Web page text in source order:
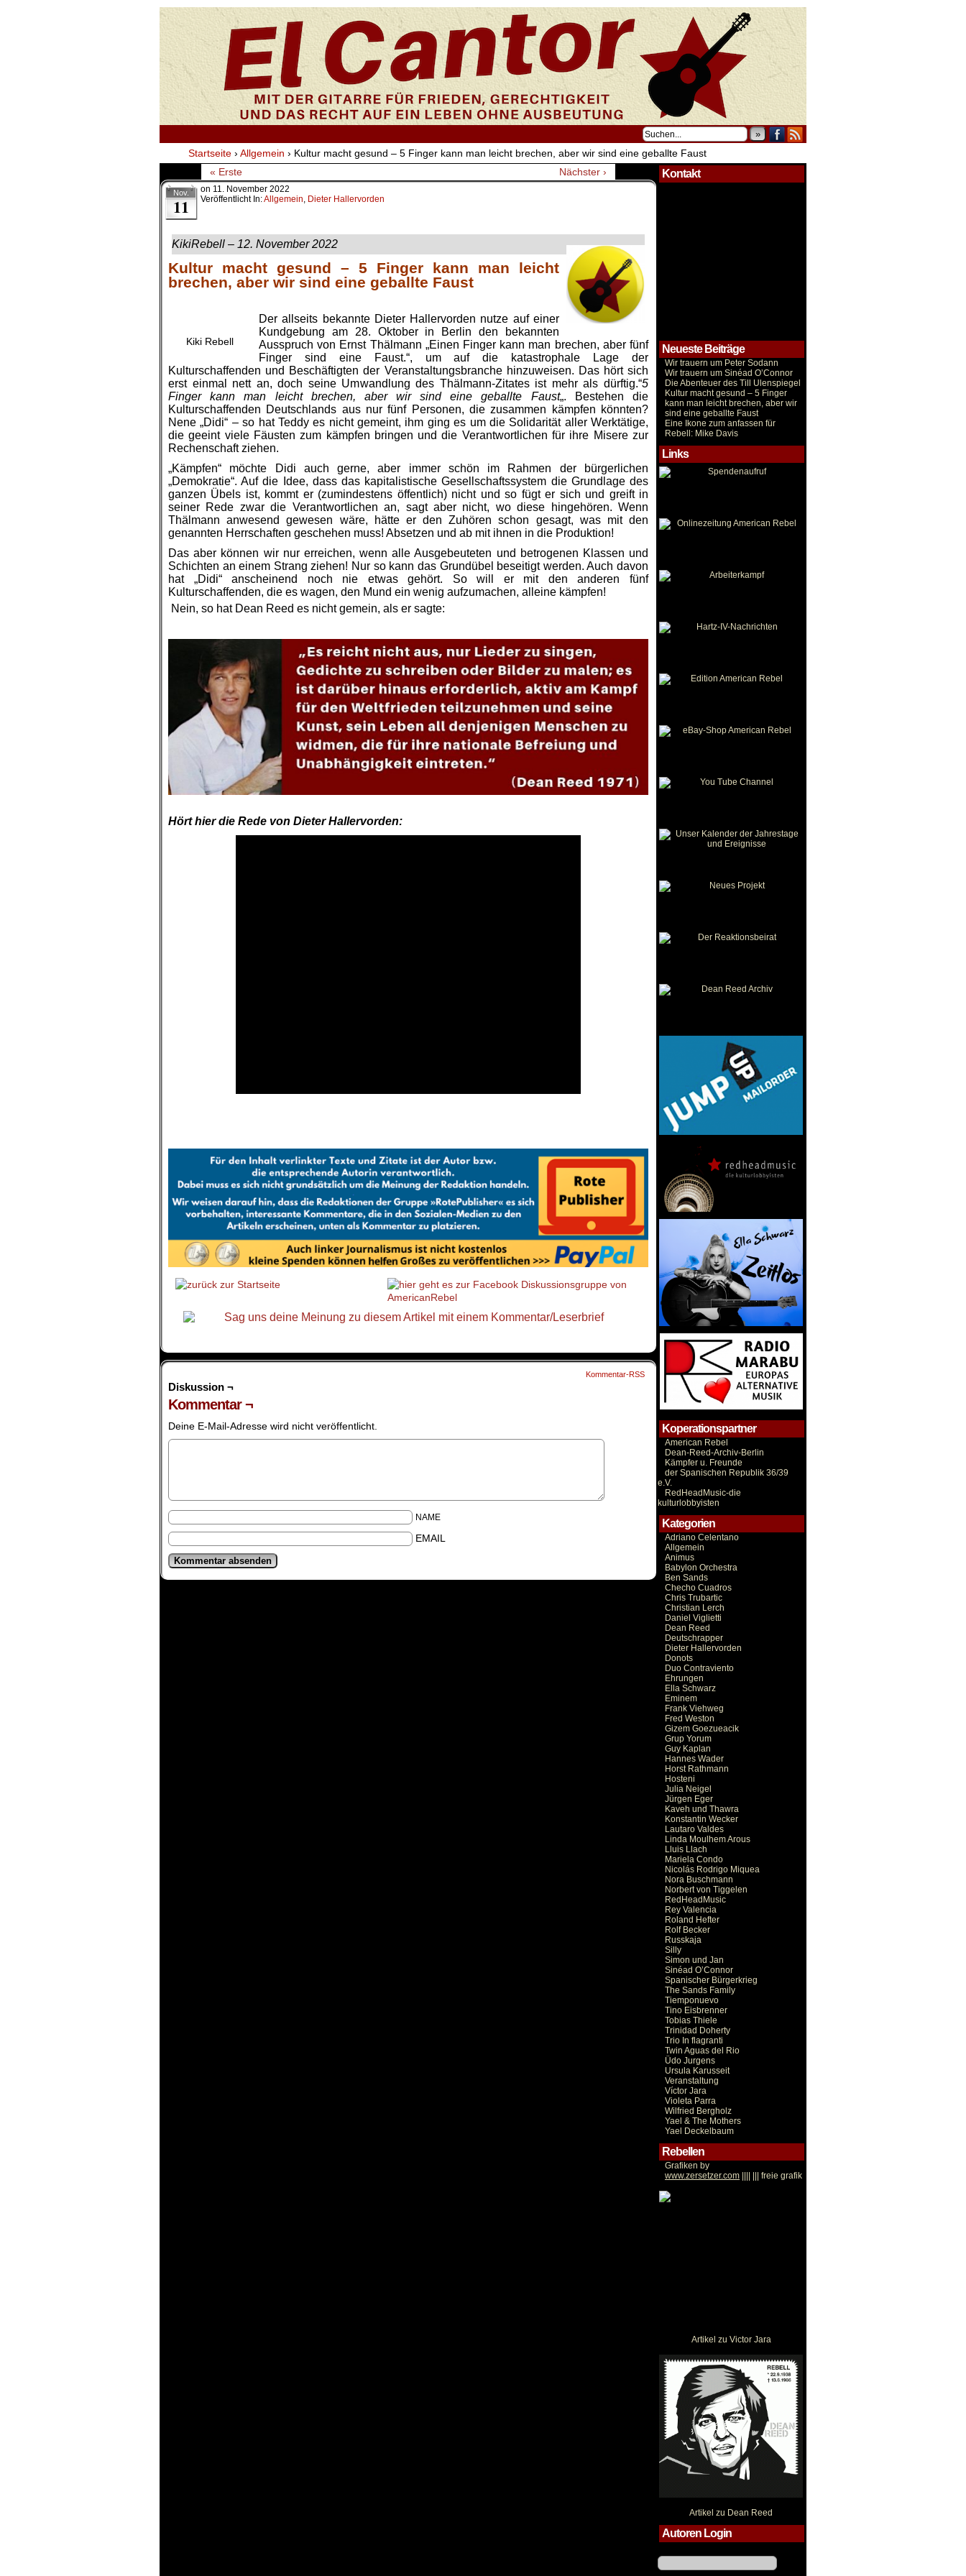
»
Startseite › Allgemein › Kultur macht gesund – 5 Finger kann man leicht brechen, aber wir sind eine geballte Faust
« Erste
Nächster ›
Nov.
11
on 11. November 2022
Veröffentlicht In:Allgemein, Dieter Hallervorden
KikiRebell – 12. November 2022
Kultur macht gesund – 5 Finger kann man leicht
brechen, aber wir sind eine geballte Faust
Kiki Rebell
Der allseits bekannte Dieter Hallervorden nutze auf einer
Kundgebung am 28. Oktober in Berlin den bekannten
Ausspruch von Ernst Thälmann „Einen Finger kann man brechen, aber fünf
Finger sind eine
Faust.“, umauf die katastrophale Lage der
Kulturschaffenden und Beschäftigten der Veranstaltungsbranche hinzuweisen. Das hört sich
erst einmal nett an, doch seine Umwandlung des Thälmann-Zitates ist mehr als dürftig.“5
Finger kann man leicht brechen, aber wir sind eine geballte Faust„. Bestehen die
Kulturschaffenden Deutschlands aus nur fünf Personen, die zusammen kämpfen könnten?
Nene „Didi“ – so hat Teddy es nicht gemeint, ihm ging es um die Solidaritätaller Werktätige,
die geeint viele Fäusten zum kämpfen bringen und die Verantwortlichen für ihre Miserezur
Rechenschaft ziehen.
„Kämpfen“ möchte Didi auch gerne, aber immer schön im Rahmen der bürgerlichen
„Demokratie“. Auf die
Idee, dassdas kapitalistische Gesellschaftssystem die Grundlagedes
ganzen Übels ist, kommter (zumindestens öffentlich) nicht und so fügt er sich und greift in
seiner Rede zwar die Verantwortlichen an, sagt aber nicht, wodiese hingehören. Wenn
Thälmann anwesend gewesen wäre, hätteer den Zuhören schon gesagt, wasmit den
genannten Herrschaften geschehen muss! Absetzen und ab mit ihnen in die Produktion!
Das aber können wir nur erreichen, wenn alle Ausgebeuteten und betrogenen Klassen und
Schichten an einem Strang ziehen! Nur so kann das Grundübel beseitigt werden. Auch davon
hat „Didi“ anscheinend noch nie etwas gehört. So will er mit den anderen fünf
Kulturschaffenden, die es wagen, den Mund ein wenig aufzumachen, alleine kämpfen!
Nein, so hat Dean Reed es nichtgemein, als er sagte:
Hört hier die Rede von Dieter Hallervorden:
Kommentar-RSS
Diskussion ¬
Kommentar ¬
Deine E-Mail-Adresse wird nicht veröffentlicht.
NAME
EMAIL
Kontakt
Neueste Beiträge
Wir trauern um Peter Sodann
Wir trauern um Sinéad O’Connor
Die Abenteuer des Till Ulenspiegel
Kultur macht gesund – 5 Finger
kann man leicht brechen, aber wir
sind eine geballte Faust
Eine Ikone zum anfassen für
Rebell: Mike Davis
Links
Koperationspartner
American Rebel
Dean-Reed-Archiv-Berlin
Kämpfer u. Freunde
der Spanischen Republik 36/39
e.V.
RedHeadMusic-die
kulturlobbyisten
Kategorien
Adriano Celentano
Allgemein
Animus
Babylon Orchestra
Ben Sands
Checho Cuadros
Chris Trubartic
Christian Lerch
Daniel Viglietti
Dean Reed
Deutschrapper
Dieter Hallervorden
Donots
Duo Contraviento
Ehrungen
Ella Schwarz
Eminem
Frank Viehweg
Fred Weston
Gizem Goezueacik
Grup Yorum
Guy Kaplan
Hannes Wader
Horst Rathmann
Hosteni
Julia Neigel
Jürgen Eger
Kaveh und Thawra
Konstantin Wecker
Lautaro Valdes
Linda Moulhem Arous
Lluis Llach
Mariela Condo
Nicolás Rodrigo Miquea
Nora Buschmann
Norbert von Tiggelen
RedHeadMusic
Rey Valencia
Roland Hefter
Rolf Becker
Russkaja
Silly
Simon und Jan
Sinéad O’Connor
Spanischer Bürgerkrieg
The Sands Family
Tiemponuevo
Tino Eisbrenner
Tobias Thiele
Trinidad Doherty
Trio In flagranti
Twin Aguas del Rio
Üdo Jurgens
Ursula Karusseit
Veranstaltung
Víctor Jara
Violeta Parra
Wilfried Bergholz
Yael & The Mothers
Yael Deckelbaum
Rebellen
Grafiken by
www.zersetzer.com |||| ||| freie grafik
Artikel zu Victor Jara
Artikel zu Dean Reed
Autoren Login